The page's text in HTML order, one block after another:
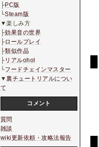
├PC版
└Steam版
▼楽しみ方
├効果音の世界
├ロールプレイ
├類似作品
├リアルohol
└フードチェインマスター
▼裏チュートリアルについ
て
コメント
質問
雑談
wiki更新依頼・攻略法報告